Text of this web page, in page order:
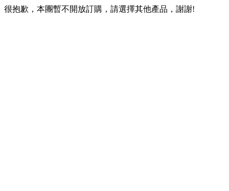
很抱歉，本團暫不開放訂購，請選擇其他產品，謝謝!